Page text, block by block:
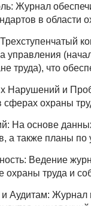
Журнал
в области
управления
труда), что
Нарушений и
охраны
На основе
а также планы
Ведение
охраны труда и
Аудитам: